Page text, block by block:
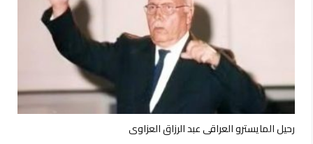
رحيل المايسترو العراقي عبد الرزاق العزاوي